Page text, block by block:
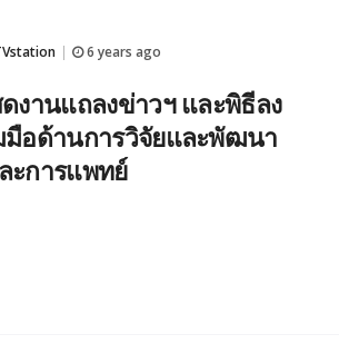
6 years ago
งานแถลงข่าวฯ และพิธีลง
อด้านการวิจัยและพัฒนา
ะการแพทย์